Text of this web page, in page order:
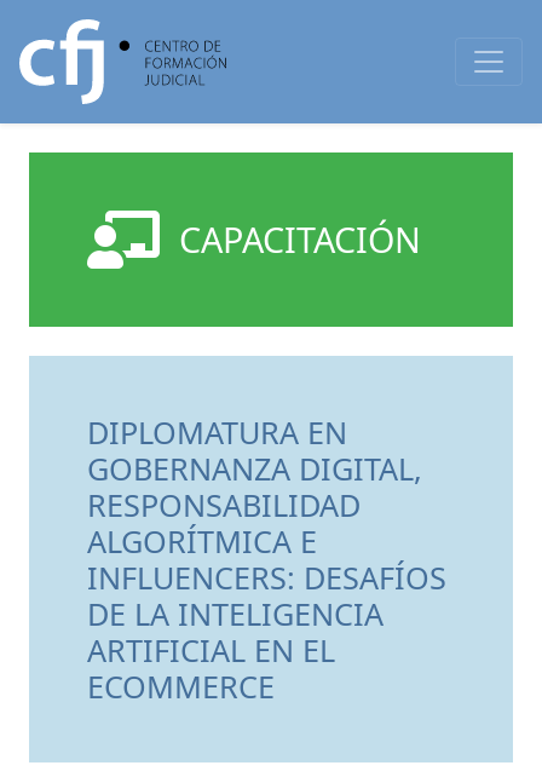
CAPACITACIÓN
DIPLOMATURA EN
GOBERNANZA DIGITAL,
RESPONSABILIDAD
ALGORÍTMICA E
INFLUENCERS: DESAFÍOS
DE LA INTELIGENCIA
ARTIFICIAL EN EL
ECOMMERCE